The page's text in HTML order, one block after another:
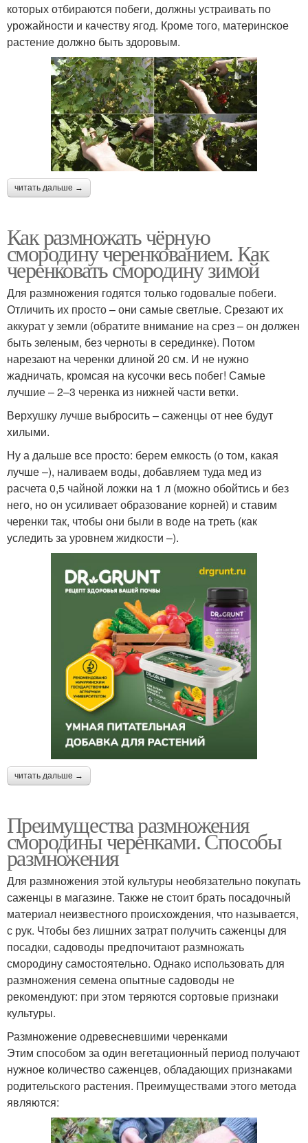
которых отбираются побеги, должны устраивать по
урожайности и качеству ягод. Кроме того, материнское
растение должно быть здоровым.
читать дальше →
Как размножать чёрную
смородину черенкованием. Как
черенковать смородину зимой
Для размножения годятся только годовалые побеги.
Отличить их просто – они самые светлые. Срезают их
аккурат у земли (обратите внимание на срез – он должен
быть зеленым, без черноты в серединке). Потом
нарезают на черенки длиной 20 см. И не нужно
жадничать, кромсая на кусочки весь побег! Самые
лучшие – 2–3 черенка из нижней части ветки.
Верхушку лучше выбросить – саженцы от нее будут
хилыми.
Ну а дальше все просто: берем емкость (о том, какая
лучше –), наливаем воды, добавляем туда мед из
расчета 0,5 чайной ложки на 1 л (можно обойтись и без
него, но он усиливает образование корней) и ставим
черенки так, чтобы они были в воде на треть (как
уследить за уровнем жидкости –).
читать дальше →
Преимущества размножения
смородины черенками. Способы
размножения
Для размножения этой культуры необязательно покупать
саженцы в магазине. Также не стоит брать посадочный
материал неизвестного происхождения, что называется,
с рук. Чтобы без лишних затрат получить саженцы для
посадки, садоводы предпочитают размножать
смородину самостоятельно. Однако использовать для
размножения семена опытные садоводы не
рекомендуют: при этом теряются сортовые признаки
культуры.
Размножение одревесневшими черенками
Этим способом за один вегетационный период получают
нужное количество саженцев, обладающих признаками
родительского растения. Преимуществами этого метода
являются: